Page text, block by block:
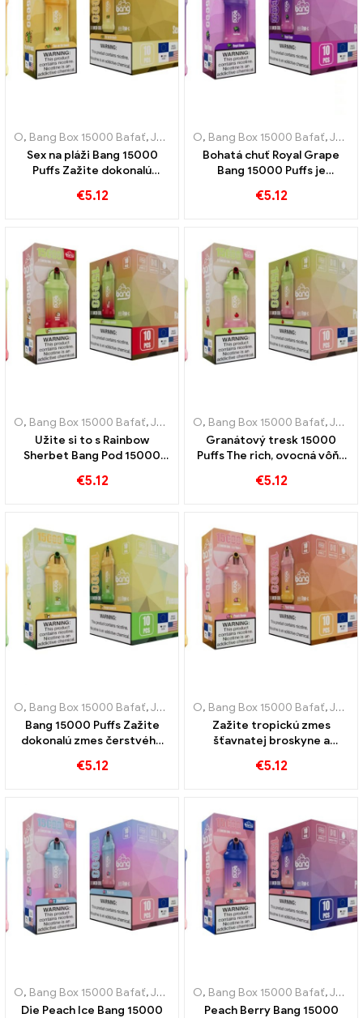
O, Bang Box 15000 Bafať,Jednorazové elektronické cigarety Švédsko
Sex na pláži Bang 15000
Puffs Zažite dokonalú
ovocia
€5.12
O, Bang Box 15000 Bafať,Jednorazové elektronické cigarety Švédsko
Bohatá chuť Royal Grape
Bang 15000 Puffs je
kráľovskému ovociu
€5.12
O, Bang Box 15000 Bafať,Jednorazové elektronické cigarety Švédsko
Užite si to s Rainbow
Sherbet Bang Pod 15000
ovocných vôní
€5.12
O, Bang Box 15000 Bafať,Jednorazové elektronické cigarety Švédsko
Granátový tresk 15000
Puffs The rich, ovocná vôňa
vaperov
€5.12
O, Bang Box 15000 Bafať,Jednorazové elektronické cigarety Švédsko
Bang 15000 Puffs Zažite
dokonalú zmes čerstvého
kokosu
€5.12
O, Bang Box 15000 Bafať,Jednorazové elektronické cigarety Švédsko
Zažite tropickú zmes
šťavnatej broskyne a
jednorazovou e-cigaretou
€5.12
O, Bang Box 15000 Bafať,Jednorazové elektronické cigarety Švédsko
Die Peach Ice Bang 15000
O, Bang Box 15000 Bafať,Jednorazové elektronické cigarety Švédsko
Peach Berry Bang 15000